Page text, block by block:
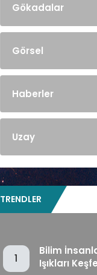
Gökadalar
Görsel
Haberler
Uzay
TRENDLER
1
Bilim
Işıkları